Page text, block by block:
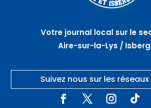
Votre journal local sur le
Aire-sur-la-Lys /
Suivez nous sur les